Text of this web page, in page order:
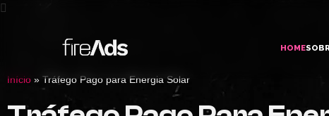
HOME
Início » Tráfego Pago para Energia Solar